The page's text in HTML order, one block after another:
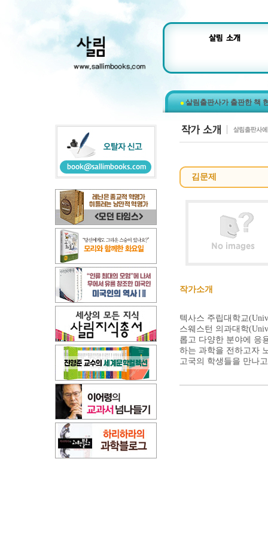
살림출판사가 출판한 책
김문제
작가소개
텍사스 주립대학교
스웨스턴 의과대학
롭고 다양한 분야에 응
하는 과학을 전하고자
고국의 학생들을 만나